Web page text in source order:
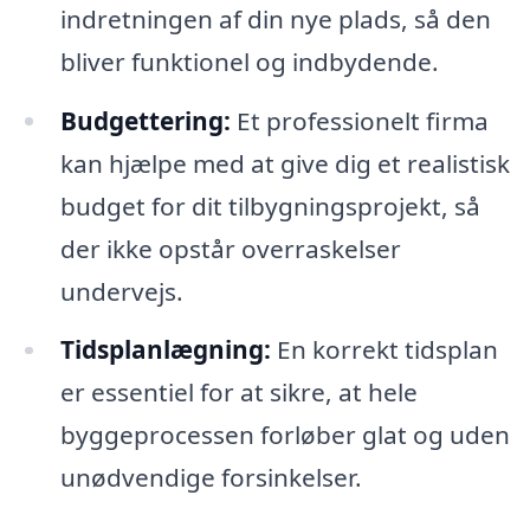
indretningen af din nye plads, så den
bliver funktionel og indbydende.
Budgettering: Et professionelt firma
kan hjælpe med at give dig et realistisk
budget for dit tilbygningsprojekt, så
der ikke opstår overraskelser
undervejs.
Tidsplanlægning: En korrekt tidsplan
er essentiel for at sikre, at hele
byggeprocessen forløber glat og uden
unødvendige forsinkelser.